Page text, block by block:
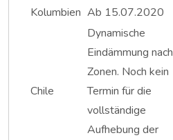
Kolumbien Ab 15.07.2020
Chile
Dynamische
Eindämmung nach
Zonen. Noch kein
Termin für die
vollständige
Aufhebung der